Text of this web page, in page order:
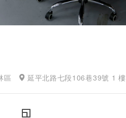
區 延平北路七段106巷39號 1 樓